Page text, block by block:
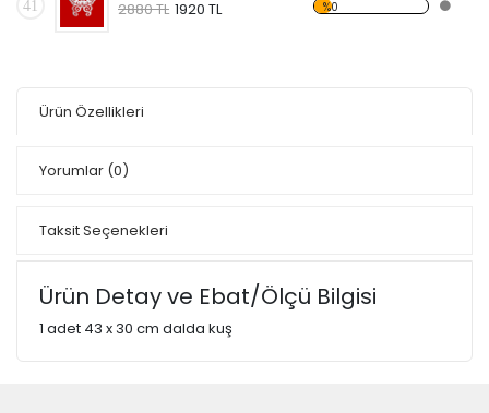
41
2880 TL 1920 TL %0
Ürün Özellikleri
Yorumlar (0)
Taksit Seçenekleri
Ürün Detay ve Ebat/Ölçü Bilgisi
1 adet 43 x 30 cm dalda kuş